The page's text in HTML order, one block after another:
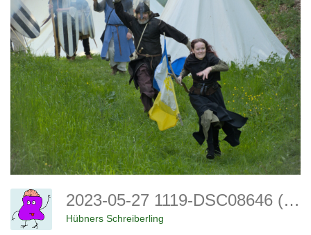
2023-05-27 1119-DSC08646 (Copy)
Hübners Schreiberling